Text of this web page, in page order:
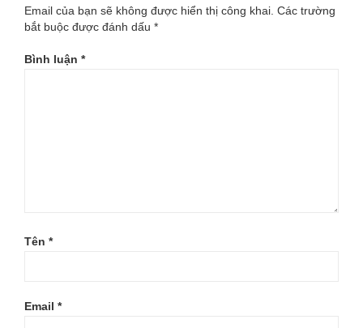
Email của bạn sẽ không được hiển thị công khai. Các trường
bắt buộc được đánh dấu *
Bình luận *
Tên *
Email *